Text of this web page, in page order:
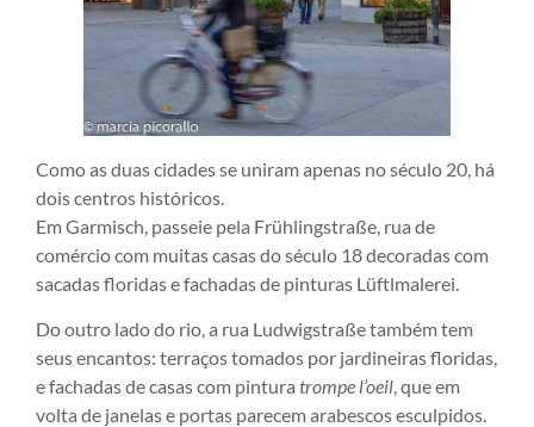
Como as duas cidades se uniram apenas no século 20, há
dois centros históricos.
Em Garmisch, passeie pela Frühlingstraße, rua de
comércio com muitas casas do século 18 decoradas com
sacadas floridas e fachadas de pinturas Lüftlmalerei.
Do outro lado do rio, a rua Ludwigstraße também tem
seus encantos: terraços tomados por jardineiras floridas,
e fachadas de casas com pintura trompe l’oeil, que em
volta de janelas e portas parecem arabescos esculpidos.